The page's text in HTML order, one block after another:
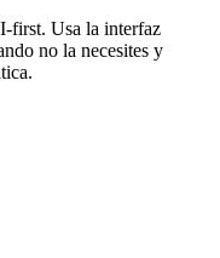
first. Usa la interfaz
no la necesites y